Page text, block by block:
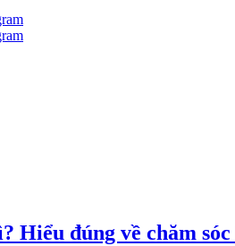
Hiểu đúng về chăm